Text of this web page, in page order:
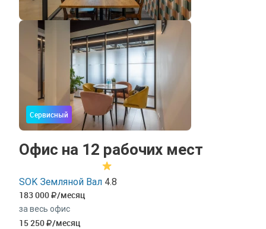
Сервисный
Офис на 12 рабочих мест
SOK Земляной Вал 4.8
183 000 /месяц
за весь офис
15 250 /месяц